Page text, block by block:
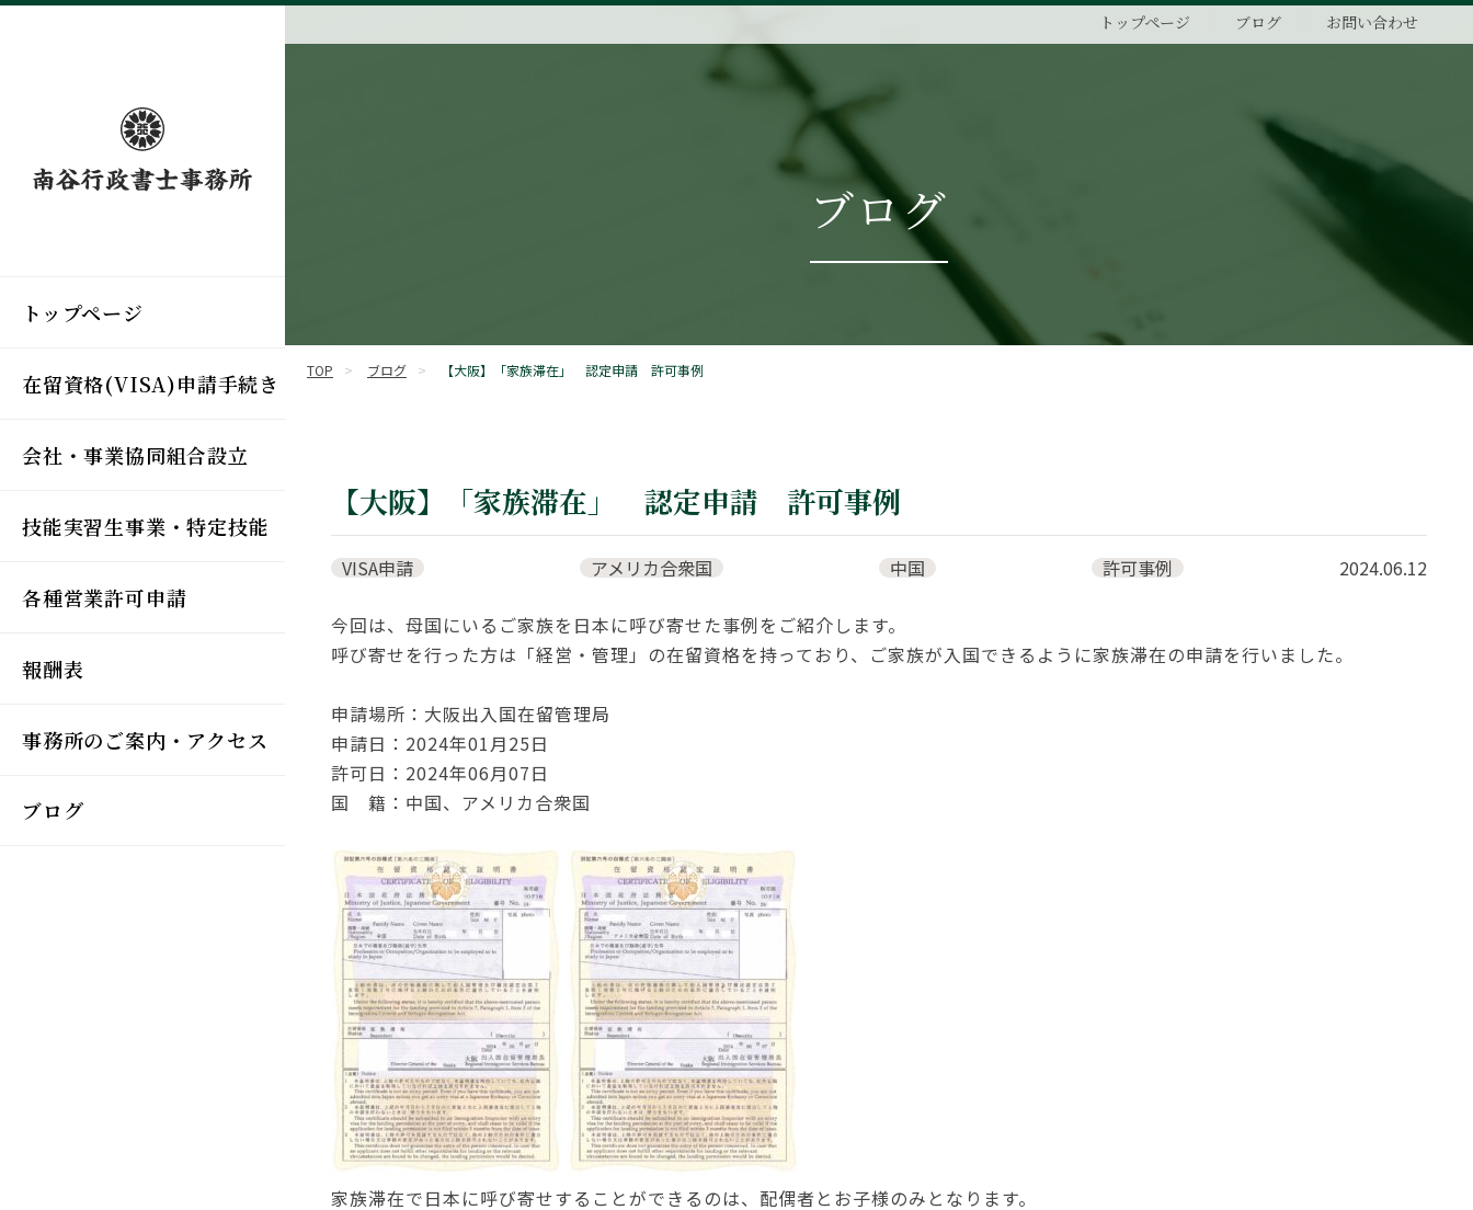
トップページ
在留資格(VISA)申請手続き
会社・事業協同組合設立
技能実習生事業・特定技能
各種営業許可申請
報酬表
事務所のご案内・アクセス
ブログ
トップページ ブログ お問い合わせ
ブログ
TOP > ブログ > 【大阪】「家族滞在」 認定申請 許可事例
【大阪】「家族滞在」 認定申請 許可事例
VISA申請 アメリカ合衆国 中国 許可事例 2024.06.12
今回は、母国にいるご家族を日本に呼び寄せた事例をご紹介します。
呼び寄せを行った方は「経営・管理」の在留資格を持っており、ご家族が入国できるように家族滞在の申請を行いました。
申請場所：大阪出入国在留管理局
申請日：2024年01月25日
許可日：2024年06月07日
国 籍：中国、アメリカ合衆国
家族滞在で日本に呼び寄せすることができるのは、配偶者とお子様のみとなります。